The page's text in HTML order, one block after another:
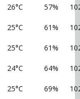
26°C 57%
25°C 61%
25°C 61%
24°C 64%
25°C 69%